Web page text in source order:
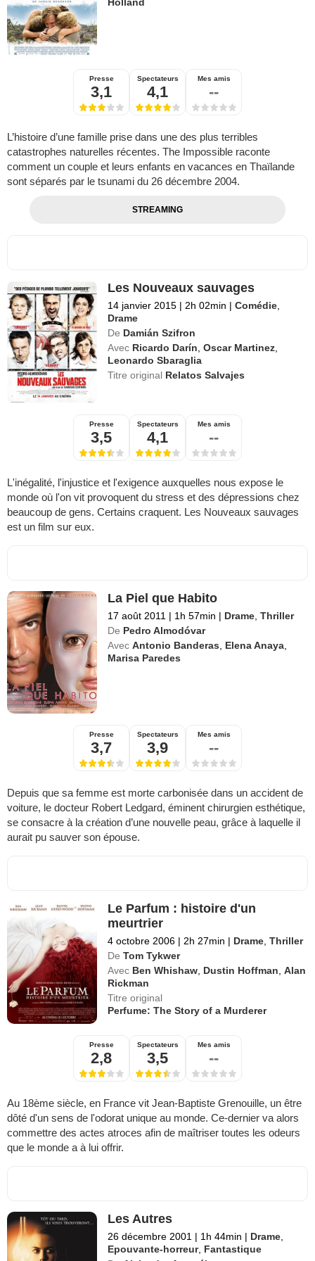
Presse
3,1
Spectateurs
4,1
Mes amis
--
L’histoire d’une famille prise dans une des plus terribles
catastrophes naturelles récentes. The Impossible raconte
comment un couple et leurs enfants en vacances en Thaïlande
sont séparés par le tsunami du 26 décembre 2004.
STREAMING
Les Nouveaux sauvages
14 janvier 2015 | 2h 02min | Comédie
Drame
De Damián Szifron
Avec Ricardo Darín ,Oscar Martinez
Leonardo Sbaraglia
Titre original Relatos Salvajes
Presse
3,5
Spectateurs
4,1
Mes amis
--
L'inégalité, l'injustice et l'exigence auxquelles nous expose le
monde où l'on vit provoquent du stress et des dépressions chez
beaucoup de gens. Certains craquent. Les Nouveaux sauvages
est un film sur eux.
La Piel que Habito
17 août 2011 | 1h 57min | Drame ,Thriller
De Pedro Almodóvar
Avec Antonio Banderas Elena Anaya
Marisa Paredes
Presse
3,7
Spectateurs
3,9
Mes amis
--
Depuis que sa femme est morte carbonisée dans un accident de
voiture, le docteur Robert Ledgard, éminent chirurgien esthétique,
se consacre à la création d’une nouvelle peau, grâce à laquelle il
aurait pu sauver son épouse.
Le Parfum : histoire d'un
meurtrier
4 octobre 2006 | 2h 27min | Drame ,Thriller
De Tom Tykwer
Avec Ben Whishaw Dustin Hoffman ,Alan
Rickman
Titre original
Perfume: The Story of a Murderer
Presse
2,8
Spectateurs
3,5
Mes amis
--
Au 18ème siècle, en France vit Jean-Baptiste Grenouille, un être
dôté d'un sens de l'odorat unique au monde. Ce-dernier va alors
commettre des actes atroces afin de maîtriser toutes les odeurs
que le monde a à lui offrir.
Les Autres
26 décembre 2001 | 1h 44min | Drame
Epouvante-horreur, Fantastique